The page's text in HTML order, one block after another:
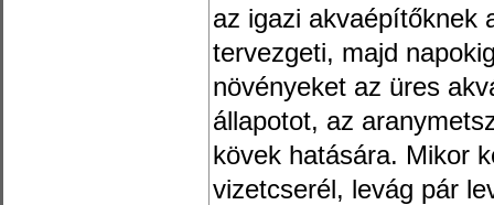
az igazi akvaépítőknek
tervezgeti, majd
növényeket az üres
állapotot, az
kövek hatására. Mikor
vizetcserél, levág pár